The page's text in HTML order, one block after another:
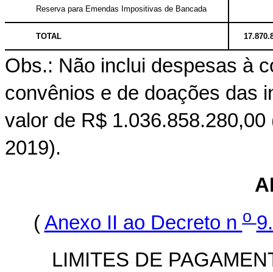
Reserva para Emendas Impositivas de Bancada
TOTAL
Obs.: Não inclui despesas à
convênios e de doações das
valor de R$
2019).
(Anexo II ao Decreto no
LIMITES DE